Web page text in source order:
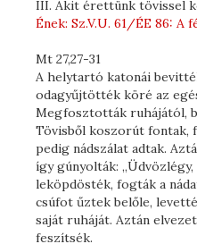
III. Akit érettünk tövissel
Ének: Sz.V.U. 61/ÉE 86: A
Mt 27,27-31
A helytartó katonái
odagyűjtötték köré az
Megfosztották ruhájától,
Tövisből koszorút fontak,
pedig nádszálat adtak.
így gúnyolták:
leköpdösték, fogták a
csúfot űztek belőle,
saját ruháját. Aztán
feszítsék.